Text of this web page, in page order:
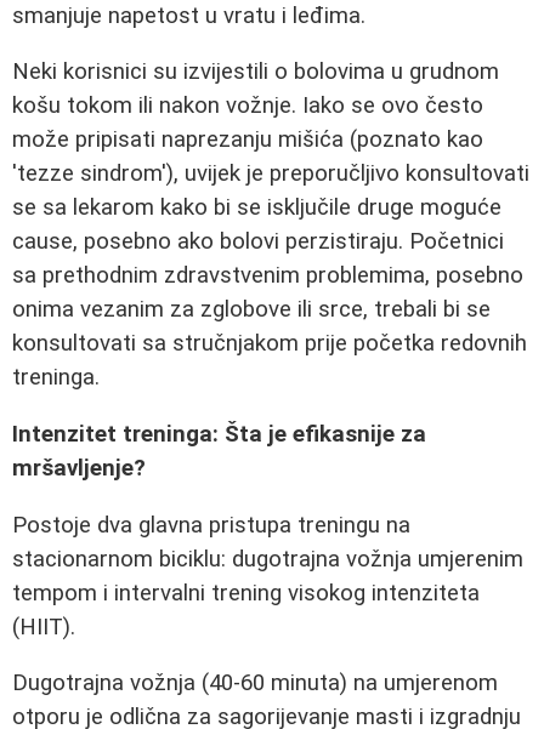
smanjuje napetost u vratu i leđima.
Neki korisnici su izvijestili o bolovima u grudnom
košu tokom ili nakon vožnje. Iako se ovo često
može pripisati naprezanju mišića (poznato kao
'tezze sindrom'), uvijek je preporučljivo konsultovati
se sa lekarom kako bi se isključile druge moguće
cause, posebno ako bolovi perzistiraju. Početnici
sa prethodnim zdravstvenim problemima, posebno
onima vezanim za zglobove ili srce, trebali bi se
konsultovati sa stručnjakom prije početka redovnih
treninga.
Intenzitet treninga: Šta je efikasnije za
mršavljenje?
Postoje dva glavna pristupa treningu na
stacionarnom biciklu: dugotrajna vožnja umjerenim
tempom i intervalni trening visokog intenziteta
(HIIT).
Dugotrajna vožnja (40-60 minuta) na umjerenom
otporu je odlična za sagorijevanje masti i izgradnju